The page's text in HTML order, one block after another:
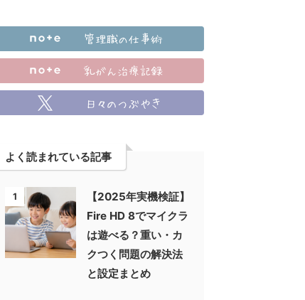
よく読まれている記事
1
【2025年実機検証】
Fire HD 8でマイクラ
は遊べる？重い・カ
クつく問題の解決法
と設定まとめ